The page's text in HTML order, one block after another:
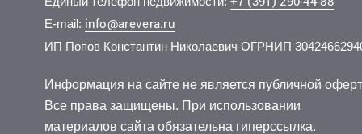
4 150 000 руб. 86 458 руб./м2
2-комн. 48 м 2 эт.из 5
Красноярский край, Береговая улица 40
6 400
2-комн.
6 990 000 руб. 107 209 руб./м2
2-комн. 65.2 м 2 эт. из 4
Кировский, Транзитная улица 58
5 600
3-комн.
E-mail: info@arevera.ru
ИП Попов Константин Николаевич ОГРНИП
Информация на сайте не является публичной
Все права защищены. При использовании
материалов сайта обязательна гиперссылка.